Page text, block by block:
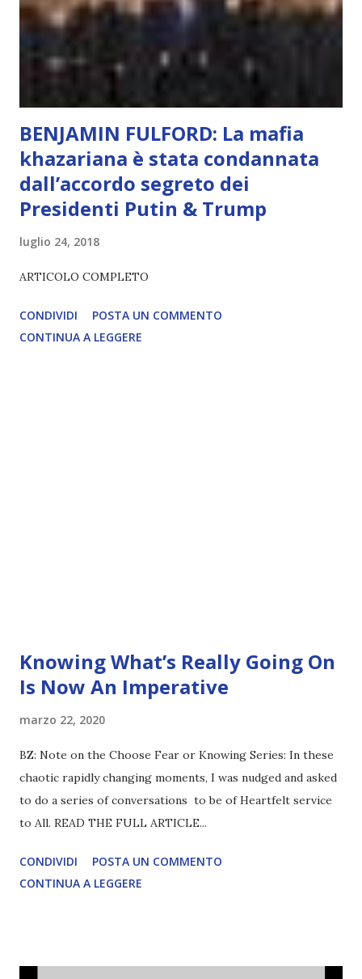
diventerà sempre più avanzata (soprattutto tra il 2027 e il
2035), emergeranno situazioni che renderanno la differenza
lampante: L’IA sarà in gr...
BENJAMIN FULFORD: La mafia
khazariana è stata condannata
dall’accordo segreto dei
Presidenti Putin & Trump
luglio 24, 2018
ARTICOLO COMPLETO
CONDIVIDI
POSTA UN COMMENTO
CONTINUA A LEGGERE
Knowing What’s Really Going On
Is Now An Imperative
marzo 22, 2020
BZ: Note on the Choose Fear or Knowing Series: In these
chaotic rapidly changing moments, I was nudged and asked
to do a series of conversations to be of Heartfelt service
to All. READ THE FULL ARTICLE...
CONDIVIDI
POSTA UN COMMENTO
CONTINUA A LEGGERE